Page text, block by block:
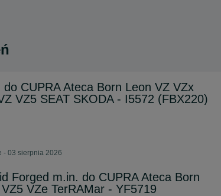
CUPRA Ateca Born Leon VZ VZx
VZ5 SEAT SKODA - I5572 (FBX220)
- 03 sierpnia 2026
Forged m.in. do CUPRA Ateca Born
VZe TerRAMar - YF5719